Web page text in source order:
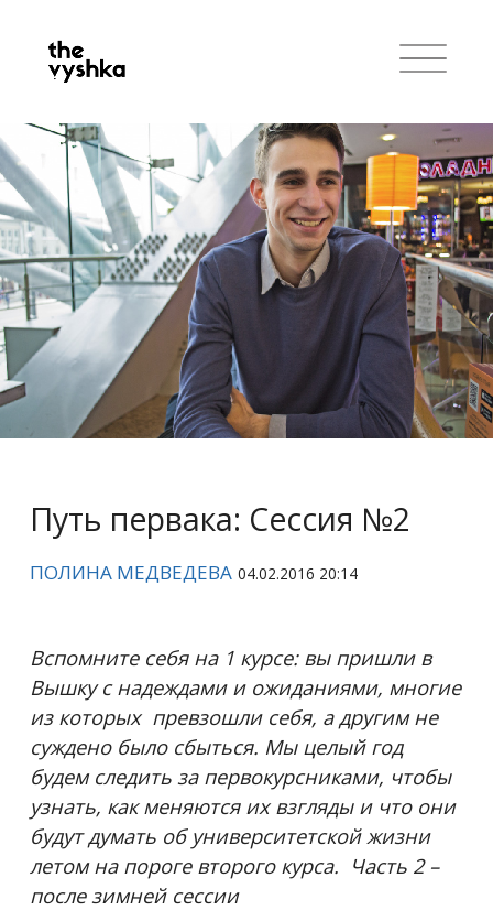
Путь первака: Сессия №2
ПОЛИНА МЕДВЕДЕВА 04.02.2016 20:14
Вспомните себя на 1 курсе: вы пришли в
Вышку с надеждами и ожиданиями, многие
из которых превзошли себя, а другим не
суждено было сбыться. Мы целый год
будем следить за первокурсниками, чтобы
узнать, как меняются их взгляды и что они
будут думать об университетской жизни
летом на пороге второго курса. Часть 2 –
после зимней сессии